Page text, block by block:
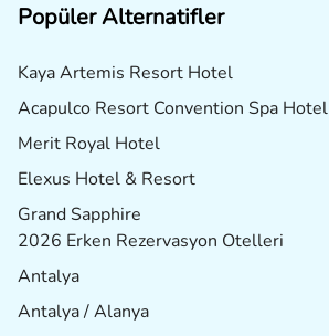
Popüler Alternatifler
Kaya Artemis Resort Hotel
Acapulco Resort Convention Spa Hotel
Merit Royal Hotel
Elexus Hotel & Resort
Grand Sapphire
2026 Erken Rezervasyon Otelleri
Antalya
Antalya / Alanya